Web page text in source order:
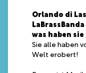
Orlando di
was haben
Sie alle haben
Welt erobert!